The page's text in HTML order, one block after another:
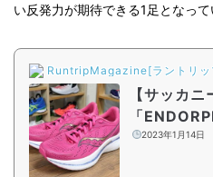
い反発力が期待できる1足となって
RuntripMagazine[ラントリッ
【サッカ
「
心地は？「
2023年1月14日